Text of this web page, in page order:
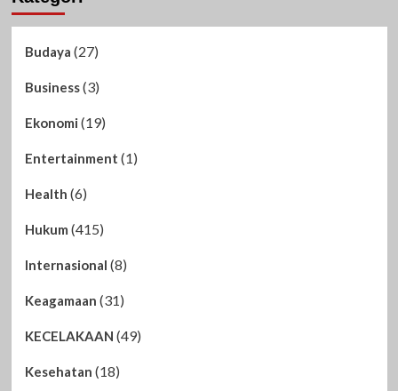
Budaya (27)
Business(3)
Ekonomi (19)
Entertainment (1)
Health (6)
Hukum (415)
Internasional (8)
Keagamaan (31)
KECELAKAAN (49)
Kesehatan (18)